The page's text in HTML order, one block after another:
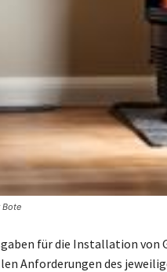
Bote
für die Installation von
Anforderungen des